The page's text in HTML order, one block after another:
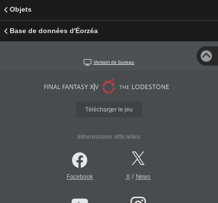
Objets
Base de données d'Éorzéa
Version de bureau
Télécharger le jeu
Informations officielles
Facebook X/ News